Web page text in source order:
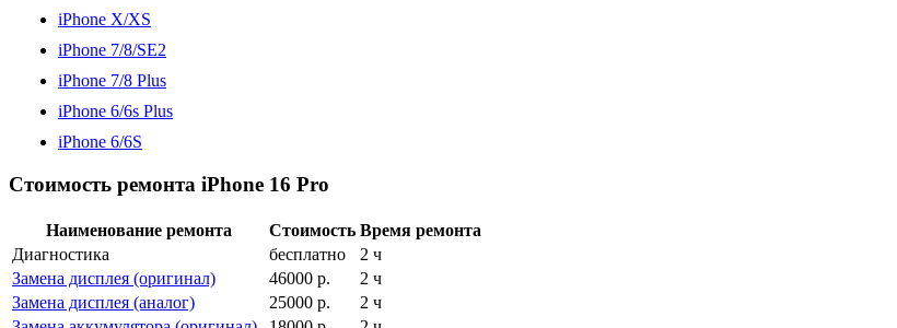
iPhone X/XS
iPhone 7/8/SE2
iPhone 7/8 Plus
iPhone 6/6s Plus
iPhone 6/6S
Стоимость ремонта iPhone 16 Pro
Наименование ремонта Стоимость Время ремонта
Диагностика
бесплатно
2 ч
Замена дисплея (оригинал)
46000 р.
2 ч
Замена дисплея (аналог)
25000 р.
2 ч